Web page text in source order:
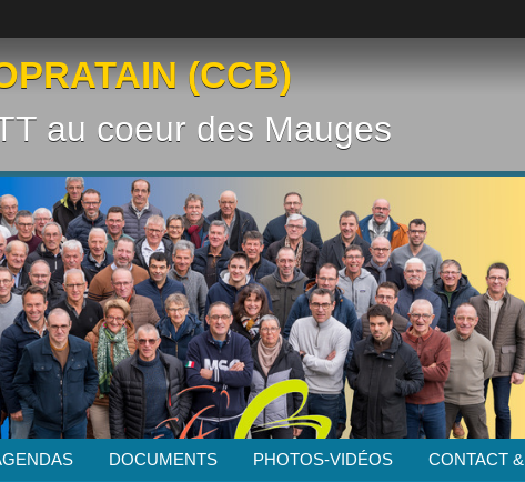
(CCB)
au coeur des Mauges
DOCUMENTS PHOTOS-VIDÉOS CONTACT